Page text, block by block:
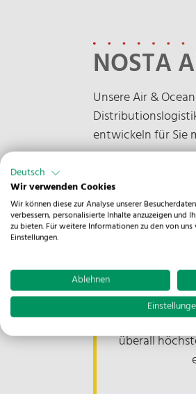
NOSTA
Unsere Air &
entwickeln für Sie
dass unsere
überall
Deutsch
Wir verwenden Cookies
Wir können diese zur Analyse unserer
verbessern, personalisierte Inhalte anzuzeigen und
zu bieten. Für weitere Informationen zu den von
Einstellungen.
Ablehnen